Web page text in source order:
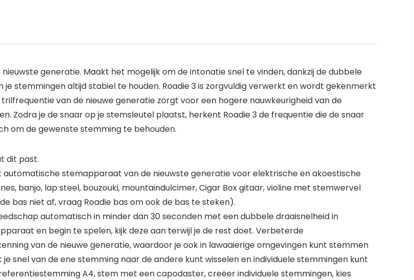
generatie. Maakt het mogelijk om de intonatie snel te vinden, dankzij de dubbele
stemmingen altijd stabiel te houden. Roadie 3 is zorgvuldig verwerkt en wordt gekenmerkt
van de nieuwe generatie zorgt voor een hogere nauwkeurigheid van de
Zodra je de snaar op je stemsleutel plaatst, herkent Roadie 3 de frequentie die de snaar
om de gewenste stemming te behouden.
dit past.
stemapparaat van de nieuwste generatie voor elektrische en akoestische
banjo, lap steel, bouzouki, mountaindulcimer, Cigar Box gitaar, violine met stemwervel
bas niet af, vraag Roadie bas om ook de bas te steken).
automatisch in minder dan 30 seconden met een dubbele draaisnelheid in
en begin te spelen, kijk deze aan terwijl je de rest doet. Verbeterde
van de nieuwe generatie, waardoor je ook in lawaaierige omgevingen kunt stemmen
snel van de ene stemming naar de andere kunt wisselen en individuele stemmingen kunt
A4, stem met een capodaster, creëer individuele stemmingen, kies